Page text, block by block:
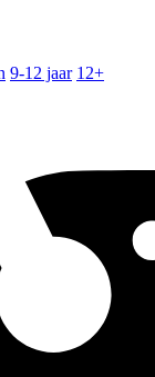
9-12 jaar 12+